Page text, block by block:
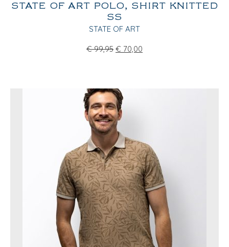
STATE OF ART POLO, SHIRT KNITTED
SS
STATE OF ART
€ 99,95 € 70,00